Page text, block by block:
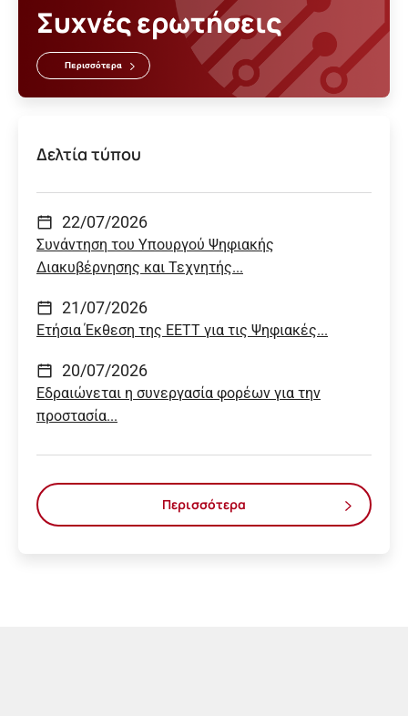
Συχνές ερωτήσεις
Περισσότερα
Δελτία τύπου
22/07/2026
Συνάντηση του Υπουργού Ψηφιακής
Διακυβέρνησης και Τεχνητής...
21/07/2026
Ετήσια Έκθεση της ΕΕΤΤ για τις Ψηφιακές...
20/07/2026
Εδραιώνεται η συνεργασία φορέων για την
προστασία...
Περισσότερα